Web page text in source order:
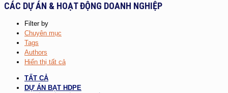
CÁC DỰ ÁN & HOẠT ĐỘNG DOANH NGHIỆP
Filter by
Chuyên mục
Tags
Authors
Hiển thị tất cả
TẤT CẢ
DỰ ÁN BẠT HDPE